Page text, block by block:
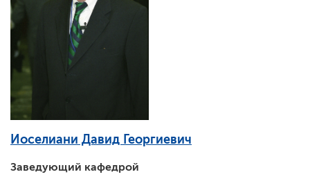
План циклов в системе НМО на 2020 год. Название
цикла: Эндопротезирование аневризм брюшного
отдела аорты (на 2020 год)
Иоселиани Давид Георгиевич
Заведующий кафедрой